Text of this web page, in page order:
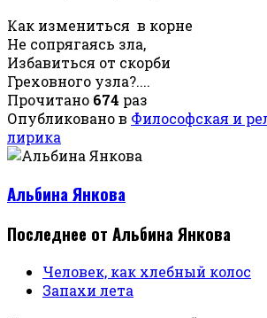
Как измениться в корне
Не сопрягаясь зла,
Избавиться от скорби
Греховного узла?....
Прочитано 674 раз
Опубликовано в Философская и
лирика
Альбина Янкова
Последнее от Альбина Янкова
Человек, как хлебный колос
Запахи лета